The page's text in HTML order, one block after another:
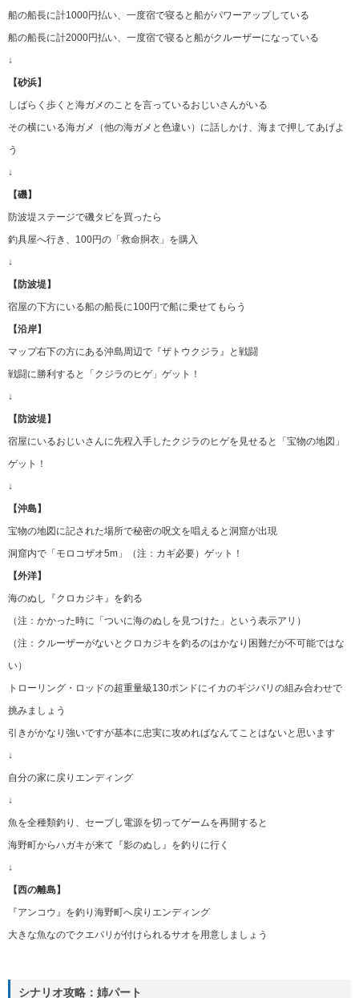
船の船長に計1000円払い、一度宿で寝ると船がパワーアップしている
船の船長に計2000円払い、一度宿で寝ると船がクルーザーになっている
↓
【砂浜】
しばらく歩くと海ガメのことを言っているおじいさんがいる
その横にいる海ガメ（他の海ガメと色違い）に話しかけ、海まで押してあげよ
う
↓
【磯】
防波堤ステージで磯タビを買ったら
釣具屋へ行き、100円の「救命胴衣」を購入
↓
【防波堤】
宿屋の下方にいる船の船長に100円で船に乗せてもらう
【沿岸】
マップ右下の方にある沖島周辺で『ザトウクジラ』と戦闘
戦闘に勝利すると「クジラのヒゲ」ゲット！
↓
【防波堤】
宿屋にいるおじいさんに先程入手したクジラのヒゲを見せると「宝物の地図」
ゲット！
↓
【沖島】
宝物の地図に記された場所で秘密の呪文を唱えると洞窟が出現
洞窟内で「モロコザオ5m」（注：カギ必要）ゲット！
【外洋】
海のぬし『クロカジキ』を釣る
（注：かかった時に「ついに海のぬしを見つけた」という表示アリ）
（注：クルーザーがないとクロカジキを釣るのはかなり困難だが不可能ではな
い）
トローリング・ロッドの超重量級130ポンドにイカのギジバリの組み合わせで
挑みましょう
引きがかなり強いですが基本に忠実に攻めればなんてことはないと思います
↓
自分の家に戻りエンディング
↓
魚を全種類釣り、セーブし電源を切ってゲームを再開すると
海野町からハガキが来て『影のぬし』を釣りに行く
↓
【西の離島】
『アンコウ』を釣り海野町へ戻りエンディング
大きな魚なのでクエバリが付けられるサオを用意しましょう
シナリオ攻略：姉パート